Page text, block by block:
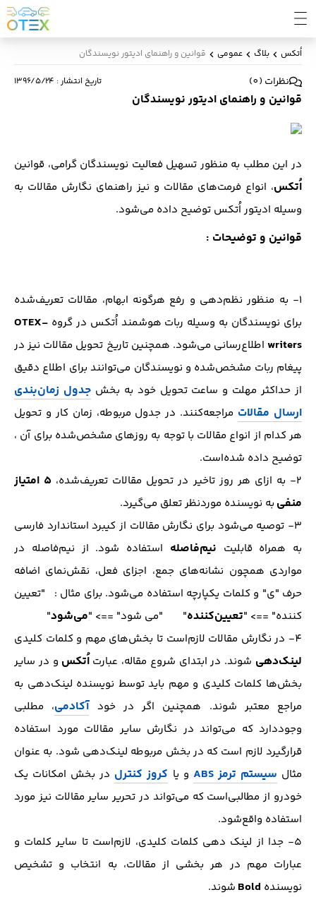
اُتکس بلاگ عمومی قوانین و راهنمای ادیتور نویسندگان
نظرات (
0
) تاریخ انتشار: ۱۳۹۶/۵/۲۴
قوانین و راهنمای ادیتور نویسندگان
در این مطلب به منظور تسهیل فعالیت نویسندگان گرامی، قوانین
اُتکس، انواع فرمت‌های مقالات و نیز راهنمای نگارش مقالات به
وسیله ادیتور اُتکس توضیح داده‌ می‌شود.
قوانین و توضیحات :
1- به منظور نظم‌دهی و رفع هرگونه ابهام، مقالات تعریف‌شده
برای نویسندگان به وسیله ربات هوشمند اُتکس در گروه OTEX-
writers اطلاع‌رسانی می‌شود. همچنین تاریخ تحویل مقالات نیز در
پیغام ربات مشخص‌شده و نویسندگان می‌توانند برای اطلاع دقیق
از حداکثر مهلت و ساعت تحویل خود به بخشجدول زمان‌بندی
ارسال مقالات مراجعه‌کنند. در جدول مربوطه، زمان کار و تحویل
هر کدام از انواع مقالات با توجه به روز‌های مشخص‌شده برای آن ،
توضیح داده شده‌است.
2- به ازای هر روز تاخیر در تحویل مقالات تعریف‌شده،
5 امتیاز
منفی به نویسنده مورد‌نظر تعلق می‌گیرد.
3- توصیه می‌شود برای نگارش مقالات از کیبرد استاندارد فارسی
به همراه قابلیت نیم‌فاصله استفاده شود. از نیم‌فاصله در
مواردی همچون نشانه‌های جمع، اجزای فعل، نقش‌نمای اضافه
حرف "ی" و کلمات یکپارچه استفاده می‌شود. برای مثال : "تعیین
کننده" ==> "تعیین‌کننده" "می شود" ==> "می‌شود"
4- در نگارش مقالات لازم‌است تا بخش‌های مهم و کلمات کلیدی
لینک‌دهی شوند. در ابتدای شروع مقاله، عبارت اُتکس و در سایر
بخش‌ها کلمات کلیدی و مهم باید توسط نویسنده لینک‌دهی به
مراجع معتبر شوند. همچنین اگر در خودآکادمی، مطلبی
وجود‌دارد که می‌تواند در نگارش سایر مقالات مورد استفاده
قرار‌گیرد لازم است که در بخش مربوطه لینک‌دهی شود. به عنوان
مثال سیستم ترمز ABS و یا کروز کنترل در بخش امکانات یک
خودرو از مطالبی‌است که می‌تواند در تحریر سایر مقالات نیز مورد
استفاده واقع‌شود.
5- جدا از لینک دهی کلمات کلیدی، لازم‌است تا سایر کلمات و
عبارات مهم در هر بخشی از مقالات، به انتخاب و تشخیص
نویسنده Bold شوند.